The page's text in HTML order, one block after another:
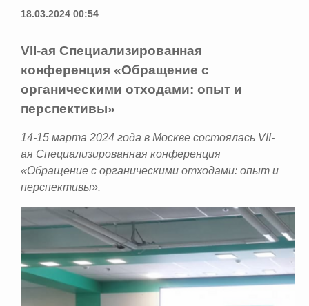
18.03.2024 00:54
VII-ая Специализированная
конференция «Обращение с
органическими отходами: опыт и
перспективы»
14-15 марта 2024 года в Москве состоялась VII-
ая Специализированная конференция
«Обращение с органическими отходами: опыт и
перспективы».